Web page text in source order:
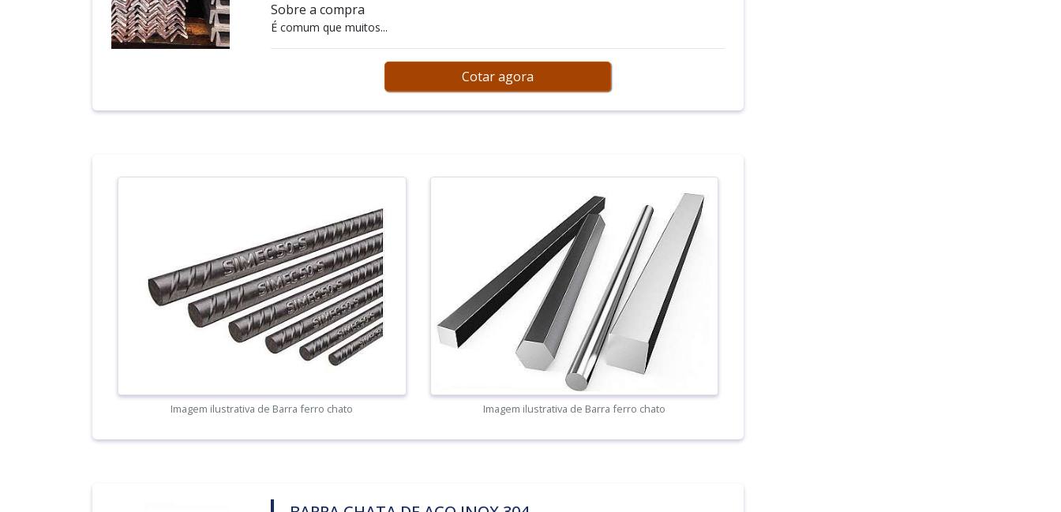
Sobre a compra
É comum que muitos...
Cotar agora
Imagem ilustrativa de Barra ferro chato Imagem ilustrativa de Barra ferro chato